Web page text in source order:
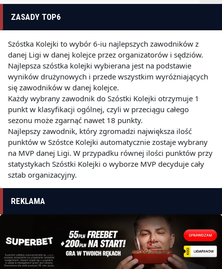
ZASADY TOP6
Szóstka Kolejki to wybór 6-iu najlepszych zawodników z
danej Ligi w danej kolejce przez organizatorów i sędziów.
Najlepsza szóstka kolejki wybierana jest na podstawie
wyników drużynowych i przede wszystkim wyróżniających
się zawodników w danej kolejce.
Każdy wybrany zawodnik do Szóstki Kolejki otrzymuje 1
punkt w klasyfikacji ogólnej, czyli w przeciągu całego
sezonu może zgarnąć nawet 18 punkty.
Najlepszy zawodnik, który zgromadzi największa ilość
punktów w Szóstce Kolejki automatycznie zostaje wybrany
na MVP danej Ligi. W przypadku równej ilości punktów przy
statystykach Szóstki Kolejki o wyborze MVP decyduje cały
sztab organizacyjny.
REKLAMA